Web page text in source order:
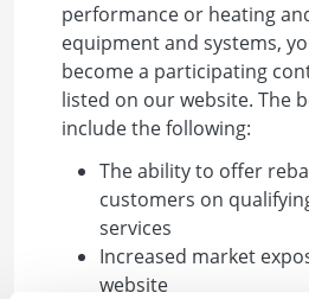
performance or heating
equipment and systems,
become a participating
listed on our website. The
include the following:
The ability to offer
customers on
services
Increased market
website